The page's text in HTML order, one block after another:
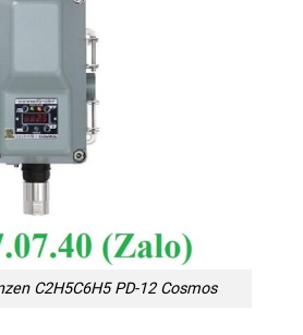
C2H5C6H5 PD-12 Cosmos